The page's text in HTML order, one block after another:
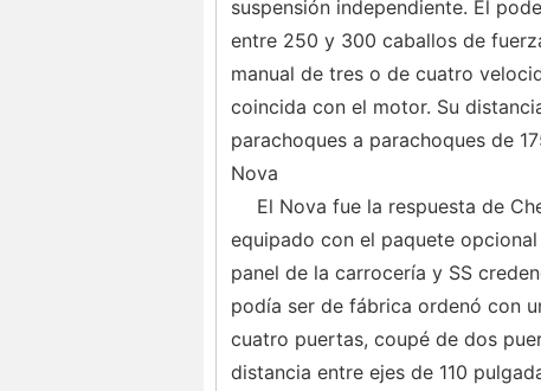
suspensión independiente. El
entre 250 y 300 caballos de
manual de tres o de cuatro
coincida con el motor. Su
parachoques a parachoques de
Nova
El Nova fue la respuesta de
equipado con el paquete
panel de la carrocería y SS
podía ser de fábrica ordenó con
cuatro puertas, coupé de dos
distancia entre ejes de 110